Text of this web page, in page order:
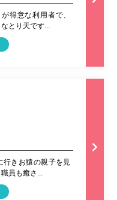
得意な利用者で、
とり天です...
行きお猿の親子を見
員も癒さ...